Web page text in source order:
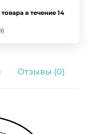
в течение 14
Отзывы (0)